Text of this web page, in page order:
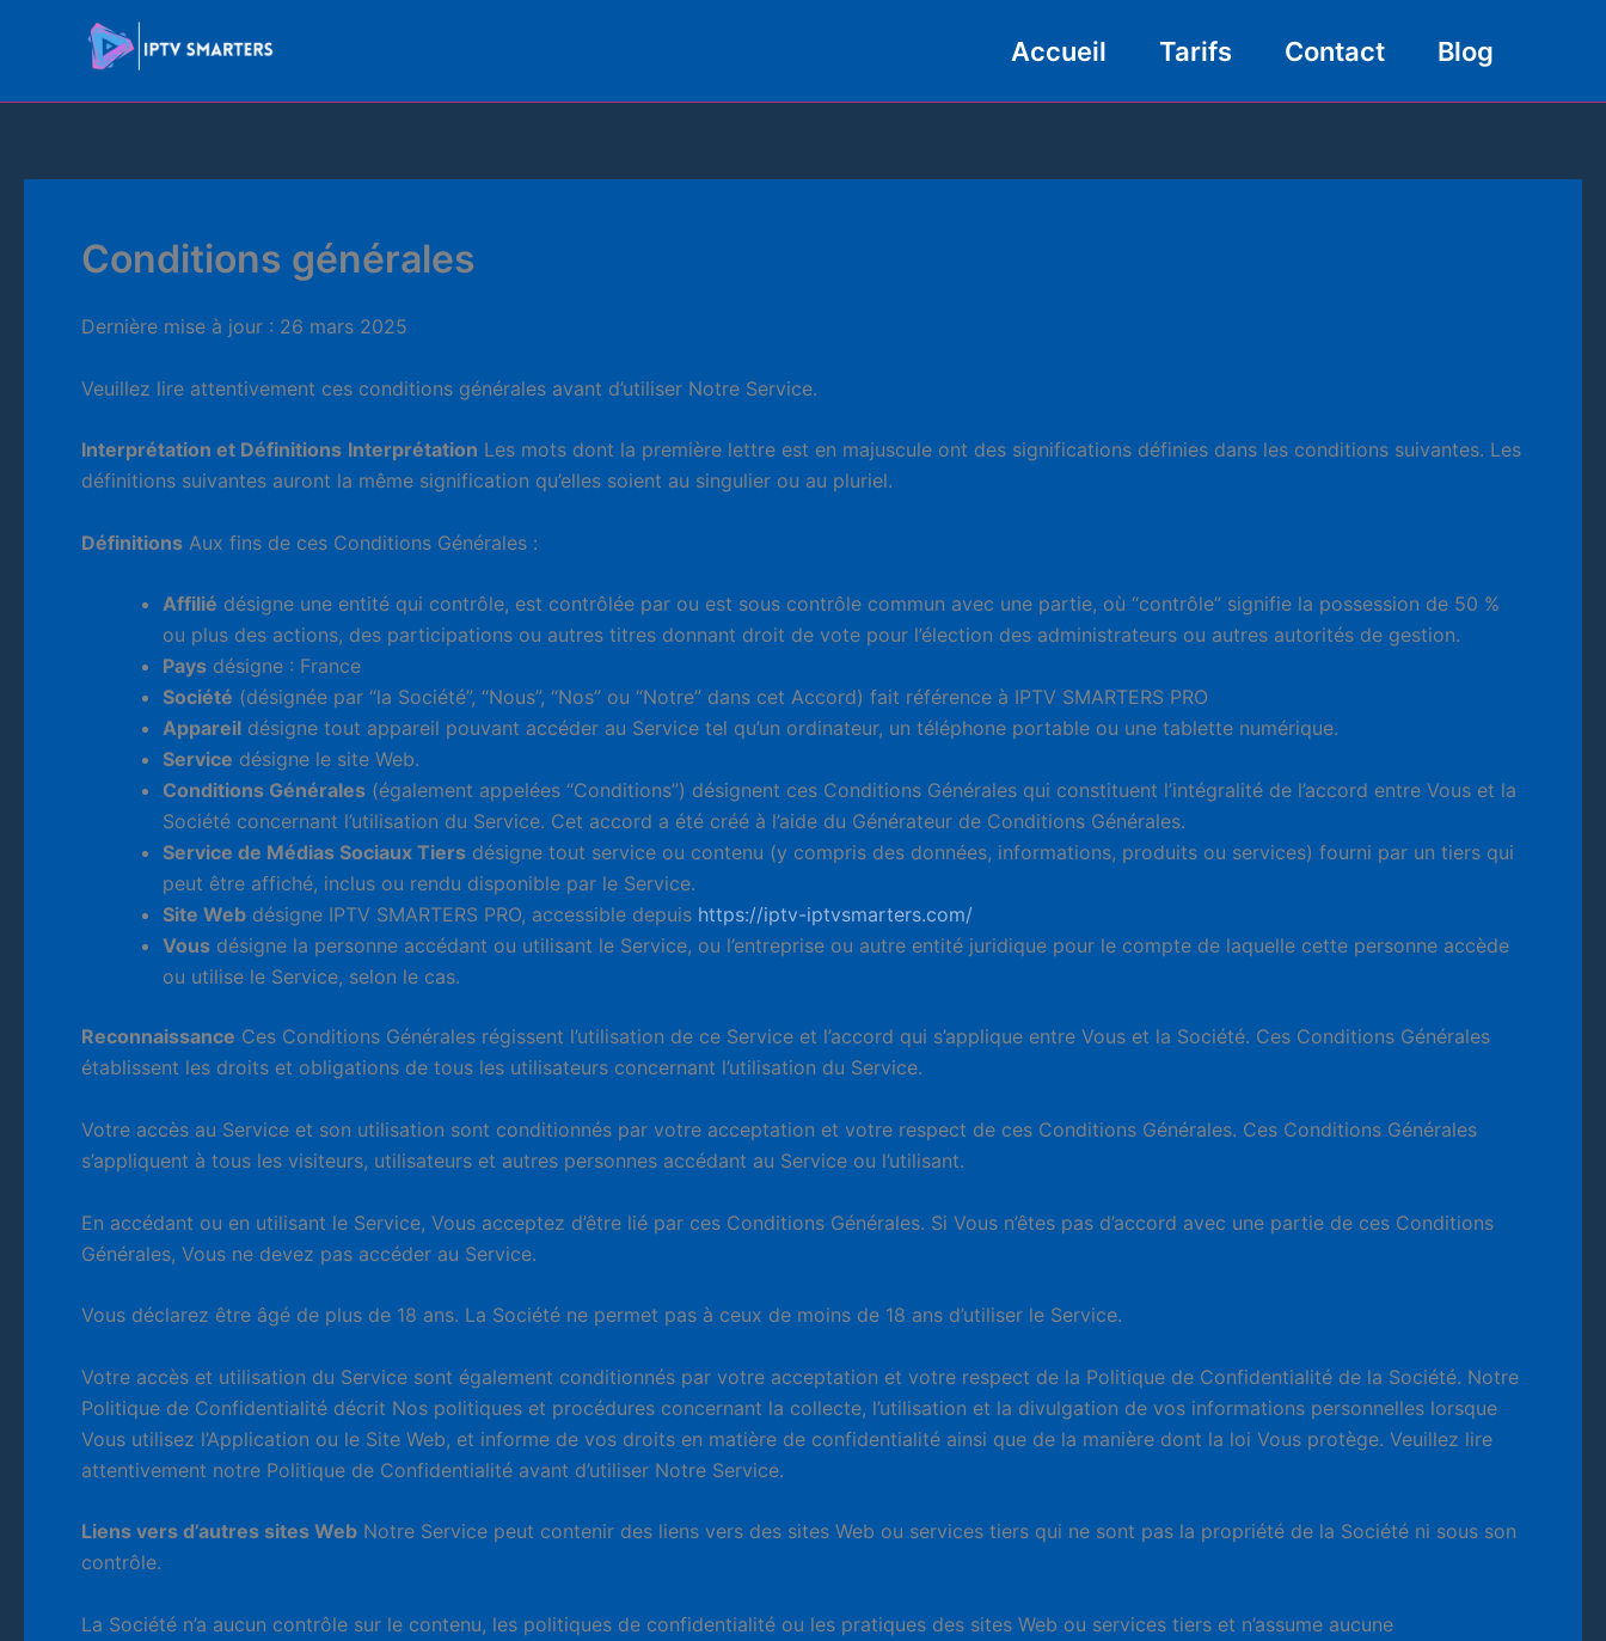
Accueil Tarifs Contact Blog
Conditions générales
Dernière mise à jour : 26 mars 2025
Veuillez lire attentivement ces conditions générales avant d’utiliser Notre Service.
Interprétation et Définitions Interprétation Les mots dont la première lettre est en majuscule ont des significations définies dans les conditions suivantes. Les
définitions suivantes auront la même signification qu’elles soient au singulier ou au pluriel.
Définitions Aux fins de ces Conditions Générales :
Affilié désigne une entité qui contrôle, est contrôlée par ou est sous contrôle commun avec une partie, où “contrôle” signifie la possession de 50 %
ou plus des actions, des participations ou autres titres donnant droit de vote pour l’élection des administrateurs ou autres autorités de gestion.
Pays désigne : France
Société (désignée par “la Société”, “Nous”, “Nos” ou “Notre” dans cet Accord) fait référence à IPTV SMARTERS PRO
Appareil désigne tout appareil pouvant accéder au Service tel qu’un ordinateur, un téléphone portable ou une tablette numérique.
Service désigne le site Web.
Conditions Générales (également appelées “Conditions”) désignent ces Conditions Générales qui constituent l’intégralité de l’accord entre Vous et la
Société concernant l’utilisation du Service. Cet accord a été créé à l’aide du Générateur de Conditions Générales.
Service de Médias Sociaux Tiers désigne tout service ou contenu (y compris des données, informations, produits ou services) fourni par un tiers qui
peut être affiché, inclus ou rendu disponible par le Service.
Site Web désigne IPTV SMARTERS PRO, accessible depuis https://iptv-iptvsmarters.com/
Vous désigne la personne accédant ou utilisant le Service, ou l’entreprise ou autre entité juridique pour le compte de laquelle cette personne accède
ou utilise le Service, selon le cas.
Reconnaissance Ces Conditions Générales régissent l’utilisation de ce Service et l’accord qui s’applique entre Vous et la Société. Ces Conditions Générales
établissent les droits et obligations de tous les utilisateurs concernant l’utilisation du Service.
Votre accès au Service et son utilisation sont conditionnés par votre acceptation et votre respect de ces Conditions Générales. Ces Conditions Générales
s’appliquent à tous les visiteurs, utilisateurs et autres personnes accédant au Service ou l’utilisant.
En accédant ou en utilisant le Service, Vous acceptez d’être lié par ces Conditions Générales. Si Vous n’êtes pas d’accord avec une partie de ces Conditions
Générales, Vous ne devez pas accéder au Service.
Vous déclarez être âgé de plus de 18 ans. La Société ne permet pas à ceux de moins de 18 ans d’utiliser le Service.
Votre accès et utilisation du Service sont également conditionnés par votre acceptation et votre respect de la Politique de Confidentialité de la Société. Notre
Politique de Confidentialité décrit Nos politiques et procédures concernant la collecte, l’utilisation et la divulgation de vos informations personnelles lorsque
Vous utilisez l’Application ou le Site Web, et informe de vos droits en matière de confidentialité ainsi que de la manière dont la loi Vous protège. Veuillez lire
attentivement notre Politique de Confidentialité avant d’utiliser Notre Service.
Liens vers d’autres sites Web Notre Service peut contenir des liens vers des sites Web ou services tiers qui ne sont pas la propriété de la Société ni sous son
contrôle.
La Société n’a aucun contrôle sur le contenu, les politiques de confidentialité ou les pratiques des sites Web ou services tiers et n’assume aucune